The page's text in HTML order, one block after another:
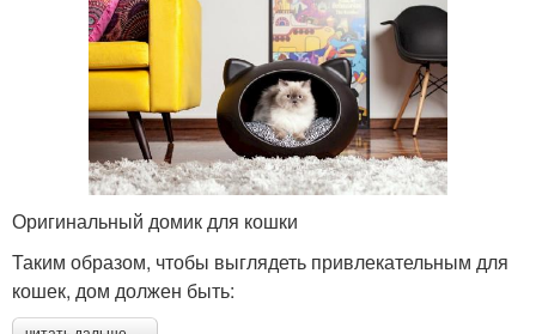
Оригинальный домик для кошки
Таким образом, чтобы выглядеть привлекательным для
кошек, дом должен быть: